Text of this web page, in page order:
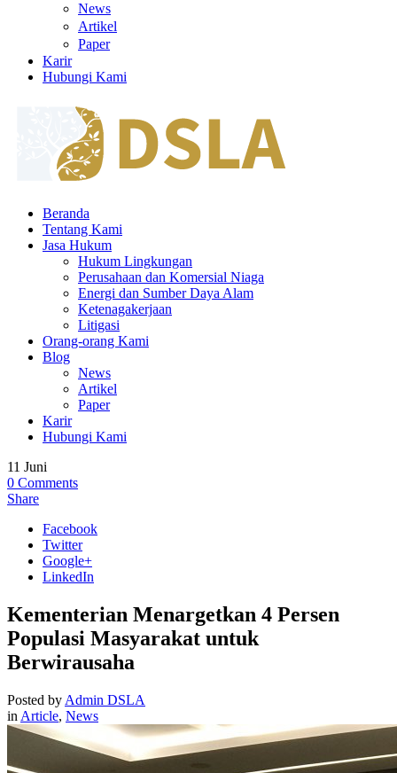
News
Artikel
Paper
Karir
Hubungi Kami
Beranda
Tentang Kami
Jasa Hukum
Hukum Lingkungan
Perusahaan dan Komersial Niaga
Energi dan Sumber Daya Alam
Ketenagakerjaan
Litigasi
Orang-orang Kami
Blog
News
Artikel
Paper
Karir
Hubungi Kami
11 Juni
0 Comments
Share
Facebook
Twitter
Google+
LinkedIn
Kementerian Menargetkan 4 Persen
Populasi Masyarakat untuk
Berwirausaha
Posted by Admin DSLA
in Article, News